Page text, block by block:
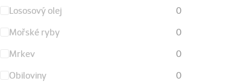
Lososový olej
0
Mořské ryby
0
Mrkev
0
Obiloviny
0